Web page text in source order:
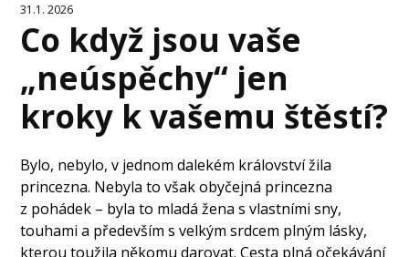
31.1. 2026
Co když jsou vaše
„neúspěchy“ jen
kroky k vašemu štěstí?
Bylo, nebylo, v jednom dalekém království žila
princezna. Nebyla to však obyčejná princezna
z pohádek – byla to mladá žena s vlastními sny,
touhami a především s velkým srdcem plným lásky,
kterou toužila někomu darovat. Cesta plná očekávání